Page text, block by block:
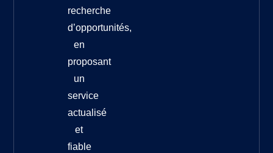
recherche
d’opportunités,
en
proposant
un
service
actualisé
et
fiable